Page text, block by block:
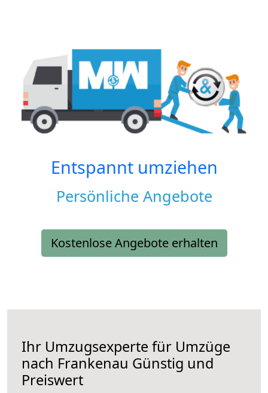
Entspannt umziehen
Persönliche Angebote
Kostenlose Angebote erhalten
Ihr Umzugsexperte für Umzüge
nach Frankenau Günstig und
Preiswert